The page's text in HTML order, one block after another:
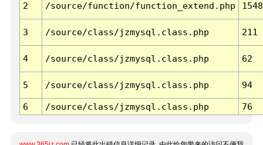
2 /source/function/function_extend.php 1548
3 /source/class/jzmysql.class.php 211
4 /source/class/jzmysql.class.php 62
5 /source/class/jzmysql.class.php 94
6 /source/class/jzmysql.class.php 76